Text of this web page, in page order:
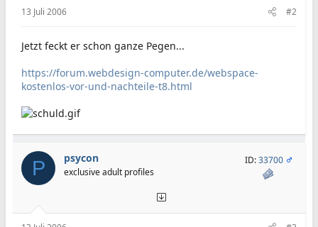
13 Juli 2006 #2
Jetzt feckt er schon ganze Pegen...
https://forum.webdesign-computer.de/webspace-
kostenlos-vor-und-nachteile-t8.html
P psycon
exclusive adult profiles
ID:33700